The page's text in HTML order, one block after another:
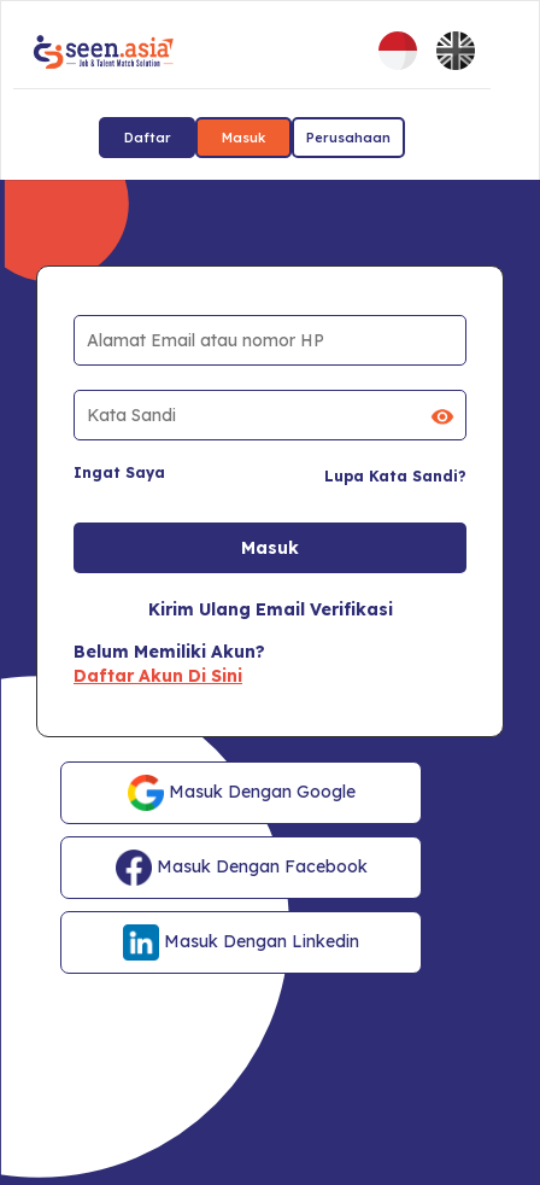
Daftar Masuk Perusahaan
Ingat Saya Lupa Kata Sandi?
Kirim Ulang Email Verifikasi
Belum Memiliki Akun?
Daftar Akun Di Sini
Masuk Dengan Google
Masuk Dengan Facebook
Masuk Dengan Linkedin